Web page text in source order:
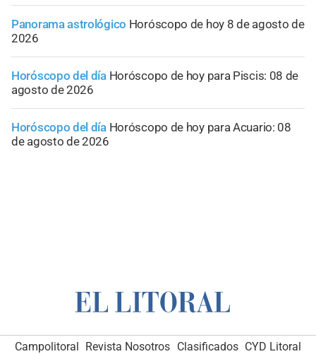
Panorama astrológico Horóscopo de hoy 8 de agosto de
2026
Horóscopo del día Horóscopo de hoy para Piscis: 08 de
agosto de 2026
Horóscopo del día Horóscopo de hoy para Acuario: 08
de agosto de 2026
Campolitoral Revista Nosotros Clasificados CYD Litoral